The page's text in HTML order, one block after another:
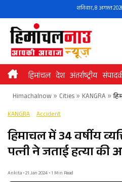
to
content
शनिवार, 8 अगस्त
हिमांचल देश अंतर्राष्ट्रीय
Himachalnow» Cities» KANGRA »
KANGRA Accident
हिमाचल में 34 वर्षीय
पत्नी ने जताई हत्या
Ankita • 21 Jan 2024 • 1 Min Read